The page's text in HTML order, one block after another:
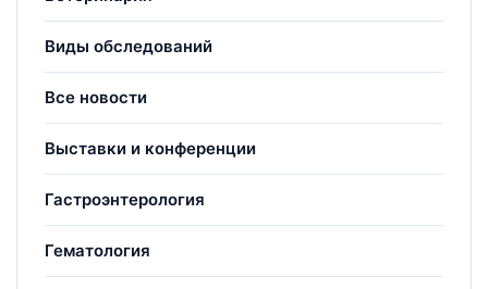
Виды обследований
Все новости
Выставки и конференции
Гастроэнтерология
Гематология